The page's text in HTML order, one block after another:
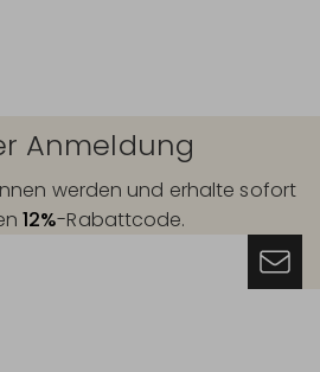
Anmeldung
werden und erhalte sofort
12%-Rabattcode.